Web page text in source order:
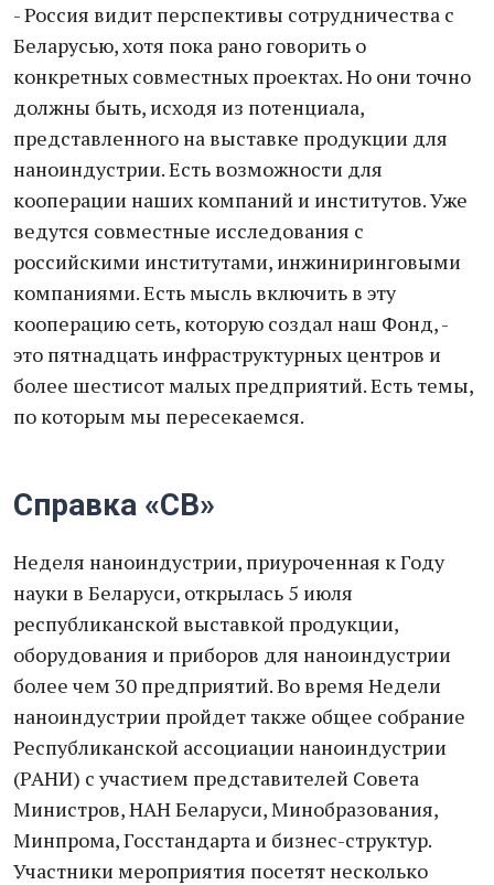
- Россия видит перспективы сотрудничества с
Беларусью, хотя пока рано говорить о
конкретных совместных проектах. Но они точно
должны быть, исходя из потенциала,
представленного на выставке продукции для
наноиндустрии. Есть возможности для
кооперации наших компаний и институтов. Уже
ведутся совместные исследования с
российскими институтами, инжиниринговыми
компаниями. Есть мысль включить в эту
кооперацию сеть, которую создал наш Фонд, -
это пятнадцать инфраструктурных центров и
более шестисот малых предприятий. Есть темы,
по которым мы пересекаемся.
Справка «СВ»
Неделя наноиндустрии, приуроченная к Году
науки в Беларуси, открылась 5 июля
республиканской выставкой продукции,
оборудования и приборов для наноиндустрии
более чем 30 предприятий. Во время Недели
наноиндустрии пройдет также общее собрание
Республиканской ассоциации наноиндустрии
(РАНИ) с участием представителей Совета
Министров, НАН Беларуси, Минобразования,
Минпрома, Госстандарта и бизнес-структур.
Участники мероприятия посетят несколько